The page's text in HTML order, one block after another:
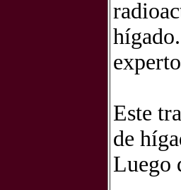
Este
de
Luego